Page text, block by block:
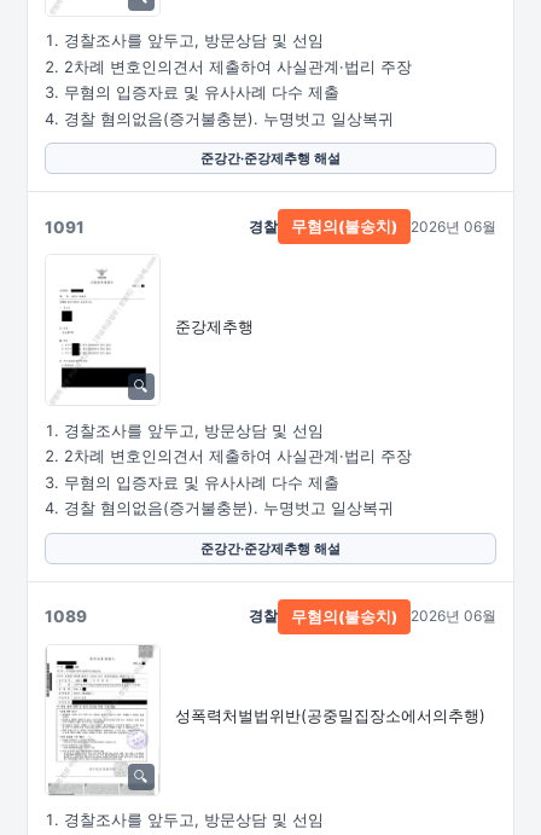
경찰조사를 앞두고, 방문상담 및 선임
2차례 변호인의견서 제출하여 사실관계·법리 주장
무혐의 입증자료 및 유사사례 다수 제출
경찰 혐의없음(증거불충분). 누명벗고 일상복귀
준강간·준강제추행 해설
1091
준강제추행
경찰 무혐의(불송치) 2026년 06월
경찰조사를 앞두고, 방문상담 및 선임
2차례 변호인의견서 제출하여 사실관계·법리 주장
무혐의 입증자료 및 유사사례 다수 제출
경찰 혐의없음(증거불충분). 누명벗고 일상복귀
준강간·준강제추행 해설
1089
성폭력처벌법위반(공중밀집장소에서의추행)
경찰 무혐의(불송치) 2026년 06월
경찰조사를 앞두고, 방문상담 및 선임